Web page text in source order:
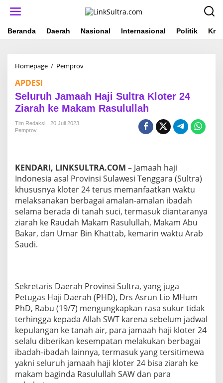
Beranda Daerah Nasional Internasional Politik
Homepage / Pemprov
u
r
u
a
h
H
a
j
i
S
u
l
o
t
e
r
4
Z
i
a
r
a
APDESI
Seluruh Jamaah Haji Sultra Kloter 24
Ziarah ke Makam Rasulullah
Tim Redaksi
20 Juli 2023
Pemprov
KENDARI, LINKSULTRA.COM – Jamaah haji
Indonesia asal Provinsi Sulawesi Tenggara (Sultra)
khususnya kloter 24 terus memanfaatkan waktu
melaksanakan berbagai amalan-amalan ibadah
selama berada di tanah suci, termasuk diantaranya
ziarah ke Raudah Makam Rasulullah, Makam Abu
Bakar, dan Umar Bin Khattab, kemarin waktu Arab
Saudi.
Sekretaris Daerah Provinsi Sultra, yang juga
Petugas Haji Daerah (PHD), Drs Asrun Lio MHum
PhD, Rabu (19/7) mengungkapkan rasa sukur tidak
terhingga kepada Allah SWT karena sebelum jadwal
kepulangan ke tanah air, para jamaah haji kloter 24
selalu diberikan kesempatan melakukan berbagai
ibadah-ibadah lainnya, termasuk yang tersitimewa
yakni seluruh jamaah haji kloter 24 bisa ziarah ke
makam baginda Rasulullah SAW dan para